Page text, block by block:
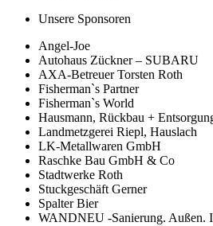
Unsere Sponsoren
Angel-Joe
Autohaus Zückner – SUBARU
AXA-Betreuer Torsten Roth
Fisherman`s Partner
Fisherman`s World
Hausmann, Rückbau +
Landmetzgerei Riepl, Hauslach
LK-Metallwaren GmbH
Raschke Bau GmbH & Co
Stadtwerke Roth
Stuckgeschäft Gerner
Spalter Bier
WANDNEU -Sanierung. Außen.